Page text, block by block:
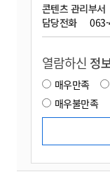
콘텐츠 관리부서
담당전화
열람하신 정
매우만족
매우불만족